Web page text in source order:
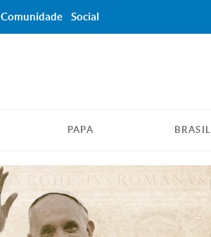
PAPA BRASIL
Comunidade Social